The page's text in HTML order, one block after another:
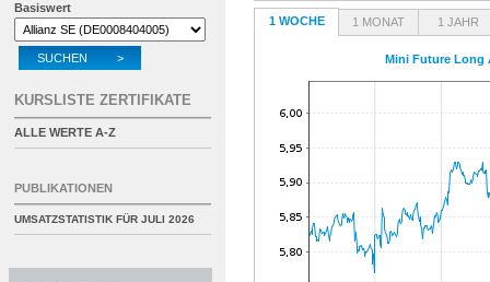
1 WOCHE 1 MONAT 1 JAHR
Mini Future Long
Basiswert
SUCHEN >
KURSLISTE ZERTIFIKATE
ALLE WERTE A-Z
PUBLIKATIONEN
UMSATZSTATISTIK FÜR JULI 2026